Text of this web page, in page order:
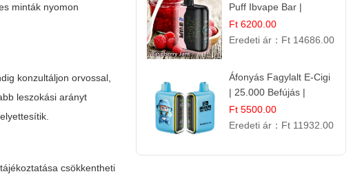
minták nyomon
konzultáljon orvossal,
leszokási arányt
csökkentheti
Puff Ibvape Bar |
Gazdag Gyümölcsös
Ízélmény!
Ft 6200.00
Eredeti ár： Ft 14686.00
Áfonyás Fagylalt E-Cigi
| 25.000 Befújás |
Eldobható E-Cigaretta
Ft 5500.00
Eredeti ár： Ft 11932.00